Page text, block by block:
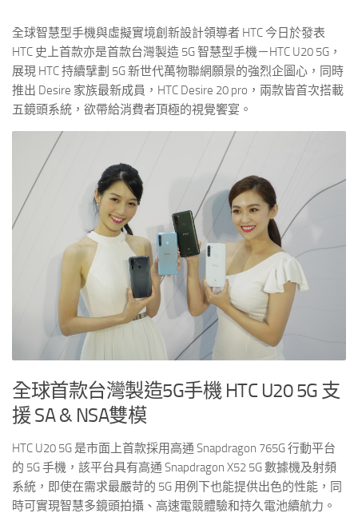
全球智慧型手機與虛擬實境創新設計領導者 HTC 今日於發表
HTC 史上首款亦是首款台灣製造 5G 智慧型手機－HTC U20 5G，
展現 HTC 持續擘劃 5G 新世代萬物聯網願景的強烈企圖心，同時
推出 Desire 家族最新成員，HTC Desire 20 pro，兩款皆首次搭載
五鏡頭系統，欲帶給消費者頂極的視覺饗宴。
全球首款台灣製造5G手機HTC U20 5G 支
援SA & NSA雙模
HTC U20 5G 是市面上首款採用高通 Snapdragon 765G 行動平台
的 5G 手機，該平台具有高通 Snapdragon X52 5G 數據機及射頻
系統，即使在需求最嚴苛的 5G 用例下也能提供出色的性能，同
時可實現智慧多鏡頭拍攝、高速電競體驗和持久電池續航力。